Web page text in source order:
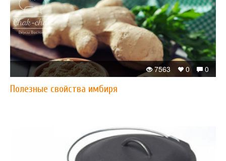
0
0
7563
Полезные свойства имбиря